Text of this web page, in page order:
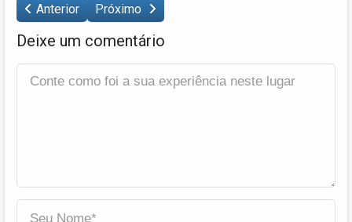
Anterior Próximo
Deixe um comentário